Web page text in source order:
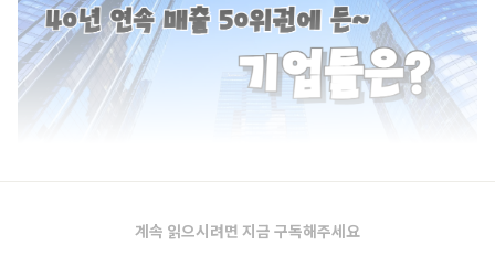
계속 읽으시려면 지금 구독해주세요